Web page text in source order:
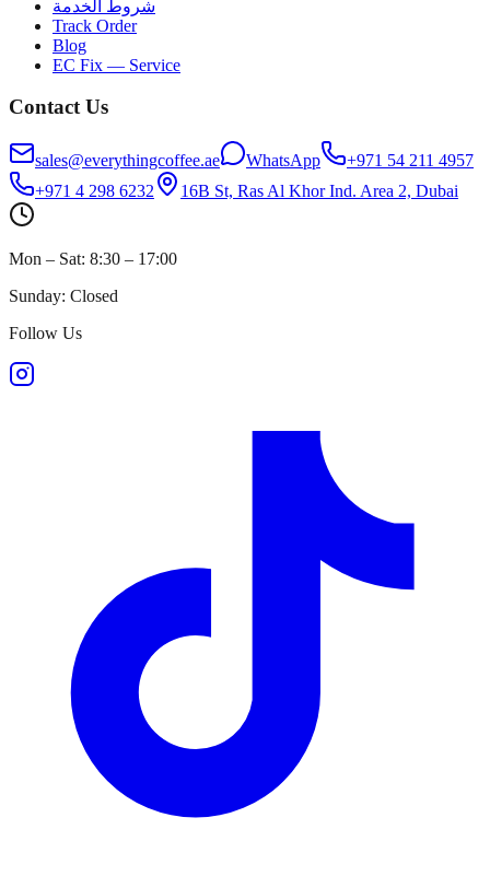
شروط الخدمة
Track Order
Blog
EC Fix — Service
Contact Us
sales@everythingcoffee.ae WhatsApp
+971 54 211 4957
+971 4 298 6232
16B St, Ras Al Khor Ind. Area 2, Dubai
Mon – Sat: 8:30 – 17:00
Sunday: Closed
Follow Us